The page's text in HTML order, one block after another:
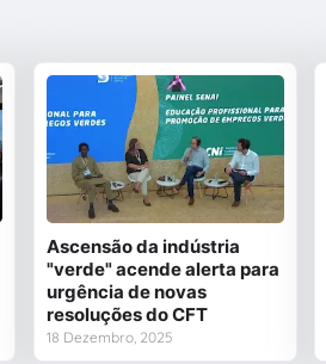
Ascensão da indústria
"verde" acende alerta para
urgência de novas
resoluções do CFT
18 Dezembro, 2025